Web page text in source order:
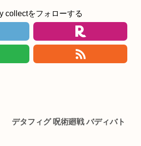
collectをフォローする
デタフィグ 呪術廻戦 バディバト